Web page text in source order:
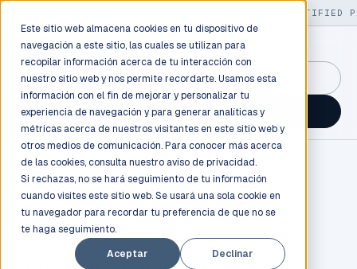
Este sitio web almacena cookies en tu dispositivo de
navegación a este sitio, las cuales se utilizan para
recopilar información acerca de tu interacción con
nuestro sitio web y nos permite recordarte. Usamos esta
información con el fin de mejorar y personalizar tu
experiencia de navegación y para generar analíticas y
métricas acerca de nuestros visitantes en este sitio web y
otros medios de comunicación. Para conocer más acerca
de las cookies, consulta nuestro aviso de privacidad.
Si rechazas, no se hará seguimiento de tu información
cuando visites este sitio web. Se usará una sola cookie en
tu navegador para recordar tu preferencia de que no se
te haga seguimiento.
Aceptar
Declinar
130+ CERTIFIED
GuidancePlex →
Talk to an engineer →
MICROSOFT , LICENCIAS
MICROSOFT 365 INTELIGENCIA ARTIFICIAL ,